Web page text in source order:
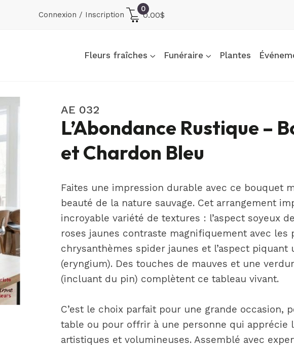
Connexion / Inscription
0
0.00$
Fleurs fraîches Funéraire Plantes
AE 032
L’Abondance Rustique –
et Chardon Bleu
Faites une impression durable avec ce bouquet
beauté de la nature sauvage. Cet arrangement
incroyable variété de textures : l’aspect soyeux
roses jaunes contraste magnifiquement avec les
chrysanthèmes spider jaunes et l’aspect
(eryngium). Des touches de mauves et une
(incluant du pin) complètent ce tableau vivant.
C’est le choix parfait pour une grande occasion,
table ou pour offrir à une personne qui apprécie
artistiques et volumineuses. Assemblé avec